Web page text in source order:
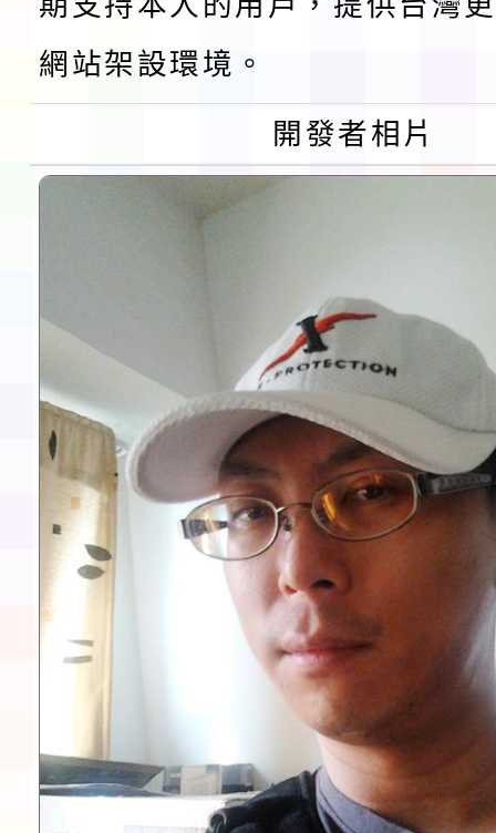
速演練執行計畫」
法」
本校115學年度第1學
第3次招考代課鐘點教
告(不再辦理後續甄選)
檢送「桃園市115學年
賽實施要點」1份
本市「115學年度學生
程安排一案
「桃園市補助參觀特色
展演活動實施計畫」
請一案
網站架設環境。
開發者相片